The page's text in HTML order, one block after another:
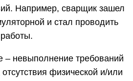
Например, сварщик зашел
и стал проводить
– невыполнение требований
физической и/или